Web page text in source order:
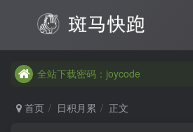
全站下载密码：joycode
首页 日积月累 正文